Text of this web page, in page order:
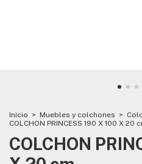
Inicio > Muebles y colchones >
COLCHON PRINCESS 190 X 100 X 20
COLCHON